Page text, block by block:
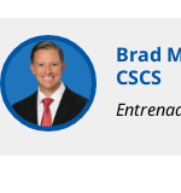
Brad
CSCS